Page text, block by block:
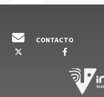
CONTACTO